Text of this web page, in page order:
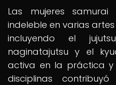
Las mujeres
indeleble en varias
incluyendo el
naginatajutsu y el
activa en la práctica y
disciplinas